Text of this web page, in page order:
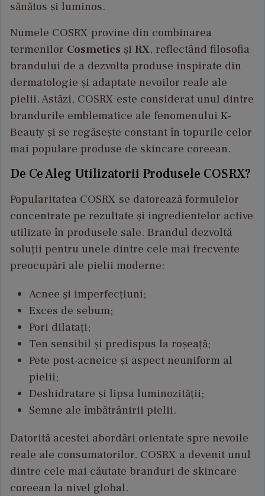
sănătos și luminos.
Numele COSRX provine din combinarea
termenilor Cosmetics și RX, reflectând filosofia
brandului de a dezvolta produse inspirate din
dermatologie și adaptate nevoilor reale ale
pielii. Astăzi, COSRX este considerat unul dintre
brandurile emblematice ale fenomenului K-
Beauty și se regăsește constant în topurile celor
mai populare produse de skincare coreean.
De Ce Aleg Utilizatorii Produsele COSRX?
Popularitatea COSRX se datorează formulelor
concentrate pe rezultate și ingredientelor active
utilizate în produsele sale. Brandul dezvoltă
soluții pentru unele dintre cele mai frecvente
preocupări ale pielii moderne:
Acnee și imperfecțiuni;
Exces de sebum;
Pori dilatați;
Ten sensibil și predispus la roșeață;
Pete post-acneice și aspect neuniform al
pielii;
Deshidratare și lipsa luminozității;
Semne ale îmbătrânirii pielii.
Datorită acestei abordări orientate spre nevoile
reale ale consumatorilor, COSRX a devenit unul
dintre cele mai căutate branduri de skincare
coreean la nivel global.